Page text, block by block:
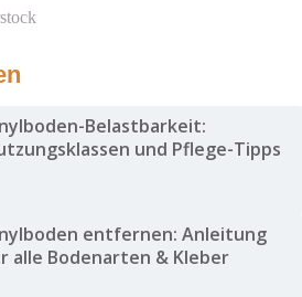
Belastbarkeit:
und Pflege-Tipps
entfernen: Anleitung
alle Bodenarten & Kleber